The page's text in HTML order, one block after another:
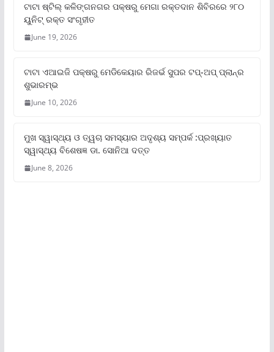
ଟାଟା ଷ୍ଟିଲ୍‌ କଳିଙ୍ଗନଗର ପକ୍ଷରୁ ମେଗା ରକ୍ତଦାନ ଶିବିରରେ ୨୮୦
ୟୁନିଟ୍‌ ରକ୍ତ ସଂଗୃହୀତ
June 19, 2026
ଟାଟା ଏଆଇଜି ପକ୍ଷରୁ ମେଡିକେୟାର ରିଜର୍ଭ ସୁପର ଟପ୍‌-ଅପ୍ ପ୍ଲାନ୍‌ର
ଶୁଭାରମ୍ଭ
June 10, 2026
ମୁଖ ସ୍ୱାସ୍ଥ୍ୟ ଓ ତ୍ୱଚା ସମସ୍ୟାର ଅଦୃଶ୍ୟ ସମ୍ପର୍କ :ପ୍ରଖ୍ୟାତ
ସ୍ୱାସ୍ଥ୍ୟ ବିଶେଷଜ୍ଞ ଡା. ସୋନିଆ ଦତ୍ତ
June 8, 2026